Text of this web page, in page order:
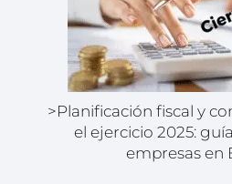
>Planificación fiscal y
el ejercicio 2025:
empresas en